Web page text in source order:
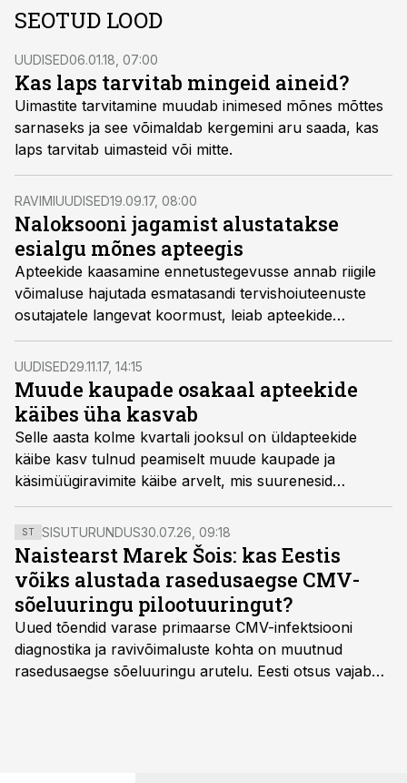
SEOTUD LOOD
UUDISED06.01.18, 07:00
Kas laps tarvitab mingeid aineid?
Uimastite tarvitamine muudab inimesed mõnes mõttes
sarnaseks ja see võimaldab kergemini aru saada, kas
laps tarvitab uimasteid või mitte.
RAVIMIUUDISED19.09.17, 08:00
Naloksooni jagamist alustatakse
esialgu mõnes apteegis
Apteekide kaasamine ennetustegevusse annab riigile
võimaluse hajutada esmatasandi tervishoiuteenuste
osutajatele langevat koormust, leiab apteekide
ühenduse juhatuse liige Kristiina Sepp.
UUDISED29.11.17, 14:15
Muude kaupade osakaal apteekide
käibes üha kasvab
Selle aasta kolme kvartali jooksul on üldapteekide
käibe kasv tulnud peamiselt muude kaupade ja
käsimüügiravimite käibe arvelt, mis suurenesid
kolmandas kvartalis mullusega võrreldes vastavalt
10,6% ja 5,1%.
ST SISUTURUNDUS30.07.26, 09:18
Naistearst Marek Šois: kas Eestis
võiks alustada rasedusaegse CMV-
sõeluuringu pilootuuringut?
Uued tõendid varase primaarse CMV-infektsiooni
diagnostika ja ravivõimaluste kohta on muutnud
rasedusaegse sõeluuringu arutelu. Eesti otsus vajab